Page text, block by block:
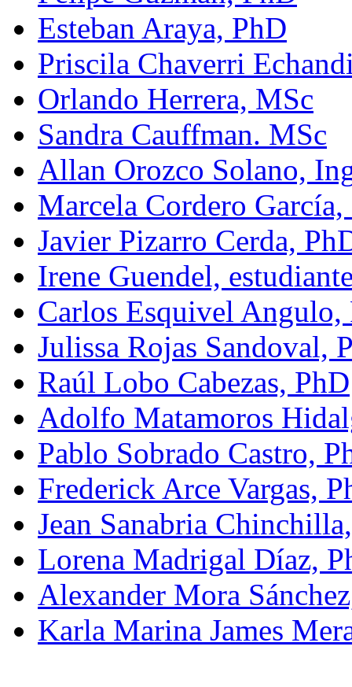
Esteban Araya, PhD
Priscila Chaverri
Orlando Herrera, MSc
Sandra Cauffman. MSc
Allan Orozco Solano,
Marcela Cordero García,
Javier Pizarro Cerda,
Irene Guendel,
Carlos Esquivel Angulo,
Julissa Rojas Sandoval,
Raúl Lobo Cabezas, PhD
Adolfo Matamoros
Pablo Sobrado Castro,
Frederick Arce Vargas,
Jean Sanabria
Lorena Madrigal Díaz,
Alexander Mora
Karla Marina James